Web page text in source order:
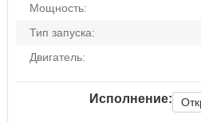
Мощность:
Тип запуска:
Двигатель:
Исполнение: